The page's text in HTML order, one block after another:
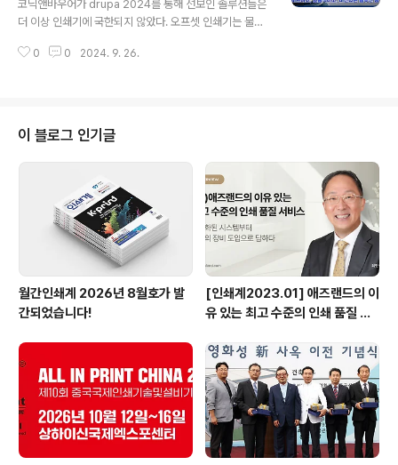
작업 가능하며, 최대 550m/m으로 고속 작업을 진행할 수
에이스기계는 더욱 발전된 자동화 솔루션을 선보이고자 인
코닉앤바우어가 drupa 2024를 통해 선보인 솔루션들은
더 이상 인쇄기에 국한되지 않았다. 오프셋 인쇄기는 물론,
를 기반으로 하는 워크플로우 솔루션에 이르기까지 그야말
쇄 장비와 후가공 솔루션, 그리고 다채로운 디지털 솔루션
들이 현장 시연 또는 비디오 시연으로 소개 되었으며, 여러
기업들과의 협업을 통해 탄생된 제품들이 방문객들의 이목
을 사로잡았으며, 지속 가능한 인쇄산업의 오늘과 내일을
위한 배려가 깃들어 있었다. 모든 인쇄 기술과 포맷, 어플리
케이션을 아우르다1817년부터 ..
0 0 2024. 9. 26.
이 블로그 인기글
월간인쇄계 2026년 8월호가 발
간되었습니다!
[인쇄계2023.01] 애즈랜드의 이
유 있는 최고 수준의 인쇄 품질 서
장비 도입으로 답하다 - ㈜애즈랜
드 최현수 대표이사